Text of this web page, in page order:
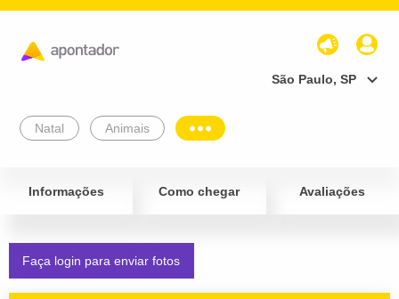
São Paulo, SP
Natal Animais
Informações Como chegar Avaliações
Faça login para enviar fotos